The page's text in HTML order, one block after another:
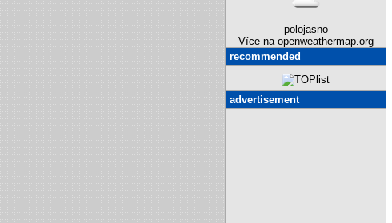
polojasno
Více na openweathermap.org
recommended
advertisement